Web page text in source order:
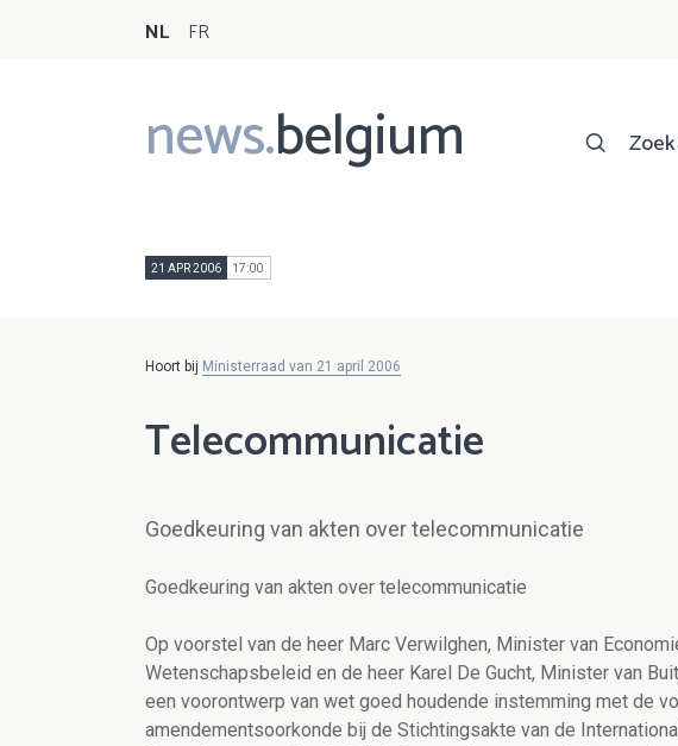
NL FR
news.belgium
Main
navigation
21 APR 2006 17:00
Hoort bij Ministerraad van 21 april 2006
Telecommunicatie
Goedkeuring van akten over telecommunicatie
Goedkeuring van akten over telecommunicatie
Op voorstel van de heer Marc Verwilghen, Minister van
Wetenschapsbeleid en de heer Karel De Gucht, Minister van
een voorontwerp van wet goed houdende instemming met de
amendementsoorkonde bij de Stichtingsakte van de